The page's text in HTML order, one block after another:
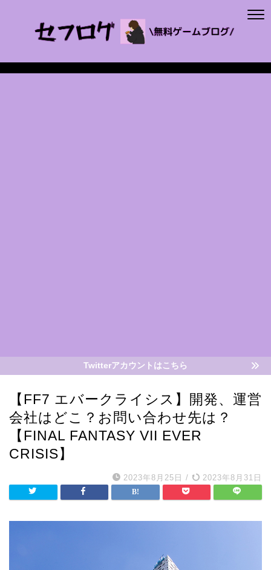
Twitterアカウントはこちら
【FF7 エバークライシス】開発、運営
会社はどこ？お問い合わせ先は？
【FINAL FANTASY VII EVER
CRISIS】
2023年8月25日 / 2023年8月31日